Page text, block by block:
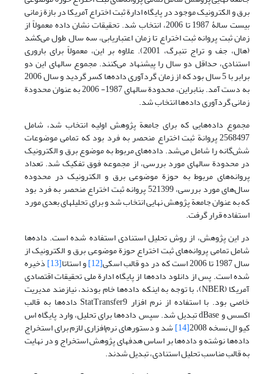
برق و الکترونیک موجود در پایگاه ادارة ثبت اختراع آمریکا در بازة زمانی
بیست سالۀ 1987 تا 2006، انتخاب شد. تحقیقات نشان داده معمولاً از
زمان ثبت پروانه ثبت اختراع تا زمان اعتباریابی، سه سال طول می‌کشد
(هال، جف و تراج تنبرگ، 2001). علاوه بر این، معمولاً برای باروری
استنادی، حداقل دو سال را پیشنهاد می‌کنند. مجموع سالهای این دو
برابر با 5 سال بود که از زمان گردآوری داده‌ها کسر گردید و سال 2006
به دست آمد. بنابراین، محدودة سالهای 1987- 2006 به عنوان محدودة
زمانی گردآوری داده‌ها انتخاب شد.
مجموع داده‌هایی که برای جامعة پژوهش اولیه انتخاب شد، شامل
2568497 پروانة ثبت اختراع منحصر به فرد بود که تمامی موضوعات
شش‌گانه را شامل می‌شد. داده‌های مربوط به موضوع برق و الکترونیک
در محدودة سالهای مورد بررسی، از مجموعه فوق تفکیک شد. تعداد
پروانه‌های مربوط به حوزة موضوعی برق و الکترونیک در محدوده
سال‌های مورد بررسی، 521399 پروانه ثبت اختراع منحصر به فرد بود
که به عنوان جامعة پژوهش نهایی انتخاب شد و برای تحلیلهای بعدی مورد
استفاده قرار گرفت.
در این پژوهش، از روش تحلیل استنادی استفاده شده است. داده‌ها
شامل تمامی پروانه‌های ثبت اختراع حوزة موضوعی برق و الکترونیک از
سال 1987 تا 2006 است که در دو قالب اسکی [12] و استاتا[13] ذخیره
شده است. پس از دانلود داده‌ها از پایگاه ادارة ملی تحقیقات اقتصادی
آمریکا (NBER)، با توجه به اینکه داده‌ها خام بودند، نیازمند مدیریت
خاصی بود. با استفاده از نرم افزار StatTransfer9 داده‌ها به قالب
اکسس و dBase تبدیل شد. سپس داده‌ها برای تحلیل، وارد پایگاه اس
کیو ال نسخه 2008 [14] شد و دستورهای نرم‌افزاری لازم برای استخراج
داده‌ها نوشته و داده‌ها بر اساس هدفهای پژوهش استخراج و در نهایت
به قالب مناسب تحلیل استنادی، تبدیل شدند.